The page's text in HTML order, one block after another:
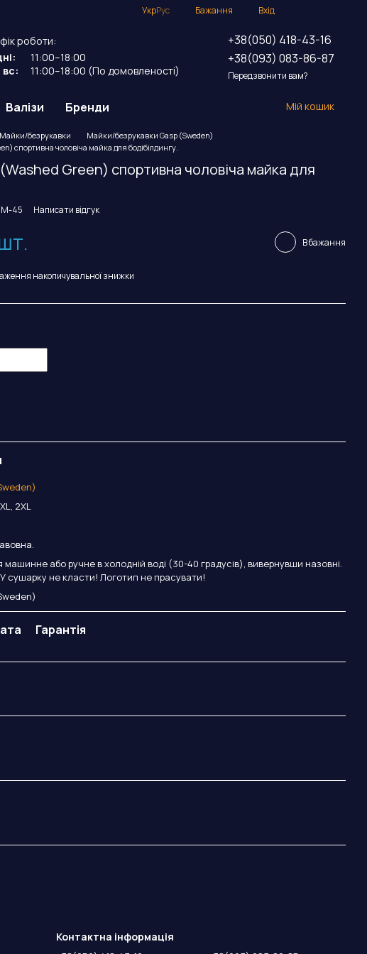
УкрРус Бажання Вхід
роботи:
11:00–18:00
вс:
11:00–18:00 (По домовленості)
+38(050) 418-43-16
+38(093) 083-86-87
Передзвонити вам?
Валізи Бренди Мій кошик
Майки/безрукавки
Майки/безрукавки Gasp (Sweden)
спортивна чоловіча майка для бодібілдингу.
Green) спортивна чоловіча майка для
45 Написати відгук
В бажання
накопичувальної знижки
2XL
машинне або ручне в холодній воді (30-40 градусів), вивернувши назовні.
сушарку не класти! Логотип не прасувати!
Гарантія
Контактна інформація